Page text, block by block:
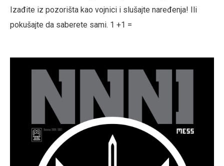
Izađite iz pozorišta kao vojnici i slušajte naređenja! Ili
pokušajte da saberete sami. 1 +1 =